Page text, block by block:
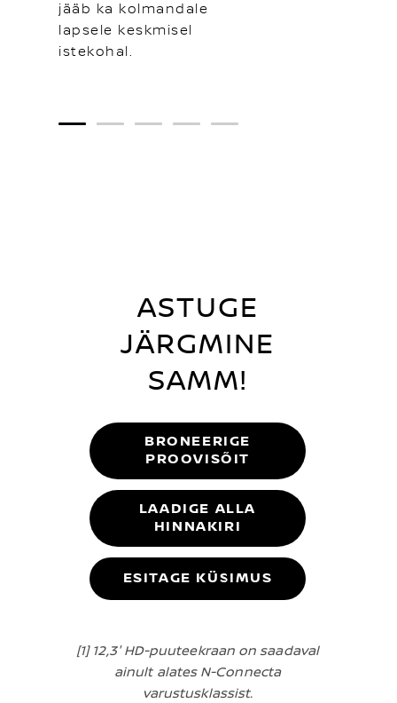
jääb ka kolmandale
lapsele keskmisel
istekohal.
1 2 3 4 5
ASTUGE
JÄRGMINE
SAMM!
BRONEERIGE
PROOVISÕIT
LAADIGE ALLA
HINNAKIRI
ESITAGE KÜSIMUS
[1] 12,3″ HD-puuteekraan on saadaval
ainult alates N-Connecta
varustusklassist.